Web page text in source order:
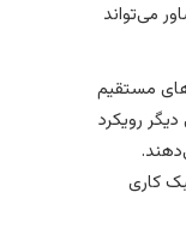
می‌تواند
مستقیم
رویکرد
کاری